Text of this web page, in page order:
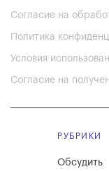
Согласие на
Политика
Условия
Согласие на
РУБРИКИ
Обсудить